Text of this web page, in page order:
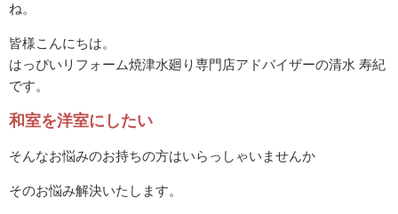
ね。
皆様こんにちは。
はっぴいリフォーム焼津水廻り専門店アドバイザーの清水 寿紀
です。
和室を洋室にしたい
そんなお悩みのお持ちの方はいらっしゃいませんか
そのお悩み解決いたします。